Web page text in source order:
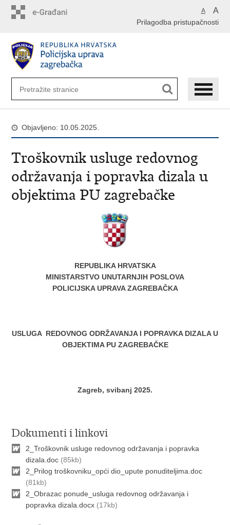
A A
Prilagodba pristupačnosti
Objavljeno: 10.05.2025.
Troškovnik usluge redovnog
održavanja i popravka dizala u
objektima PU zagrebačke
REPUBLIKA HRVATSKA
MINISTARSTVO UNUTARNJIH POSLOVA
POLICIJSKA UPRAVA ZAGREBAČKA
USLUGA REDOVNOG ODRŽAVANJA I POPRAVKA DIZALA U
OBJEKTIMA PU ZAGREBAČKE
Zagreb, svibanj 2025.
Dokumenti i linkovi
2_Troškovnik usluge redovnog održavanja i popravka
dizala.doc (85kb)
2_Prilog troškovniku_opći dio_upute ponuditeljima.doc
(81kb)
2_Obrazac ponude_usluga redovnog održavanja i
popravka dizala.docx (17kb)